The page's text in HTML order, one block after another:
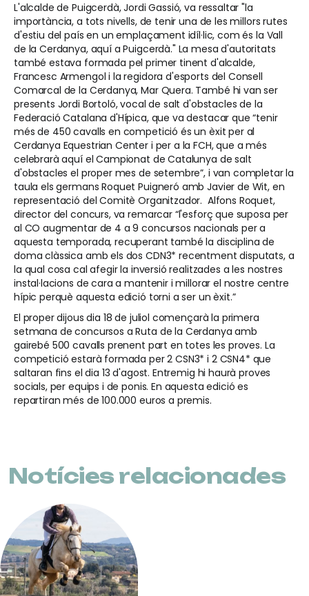
L'alcalde de Puigcerdà, Jordi Gassió, va ressaltar "la
importància, a tots nivells, de tenir una de les millors rutes
d'estiu del país en un emplaçament idíl·lic, com és la Vall
de la Cerdanya, aquí a Puigcerdà." La mesa d'autoritats
també estava formada pel primer tinent d'alcalde,
Francesc Armengol i la regidora d'esports del Consell
Comarcal de la Cerdanya, Mar Quera. També hi van ser
presents Jordi Bortoló, vocal de salt d'obstacles de la
Federació Catalana d'Hípica, que va destacar que “tenir
més de 450 cavalls en competició és un èxit per al
Cerdanya Equestrian Center i per a la FCH, que a més
celebrarà aquí el Campionat de Catalunya de salt
d'obstacles el proper mes de setembre”, i van completar la
taula els germans Roquet Puigneró amb Javier de Wit, en
representació del Comitè Organitzador. Alfons Roquet,
director del concurs, va remarcar “l'esforç que suposa per
al CO augmentar de 4 a 9 concursos nacionals per a
aquesta temporada, recuperant també la disciplina de
doma clàssica amb els dos CDN3* recentment disputats, a
la qual cosa cal afegir la inversió realitzades a les nostres
instal·lacions de cara a mantenir i millorar el nostre centre
hípic perquè aquesta edició torni a ser un èxit.”
El proper dijous dia 18 de juliol començarà la primera
setmana de concursos a Ruta de la Cerdanya amb
gairebé 500 cavalls prenent part en totes les proves. La
competició estarà formada per 2 CSN3* i 2 CSN4* que
saltaran fins el dia 13 d'agost. Entremig hi haurà proves
socials, per equips i de ponis. En aquesta edició es
repartiran més de 100.000 euros a premis.
Notícies relacionades